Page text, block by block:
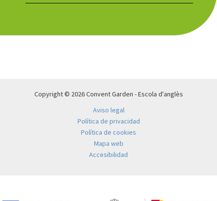
Copyright © 2026 Convent Garden - Escola d'anglès
Aviso legal
Política de privacidad
Política de cookies
Mapa web
Accesibilidad